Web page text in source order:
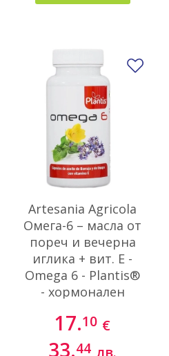
Artesania Agricola
Омега-6 – масла от
пореч и вечерна
иглика + вит. Е -
Omega 6 - Plantis®
- хормонален
капсули
17.10 €
33.44